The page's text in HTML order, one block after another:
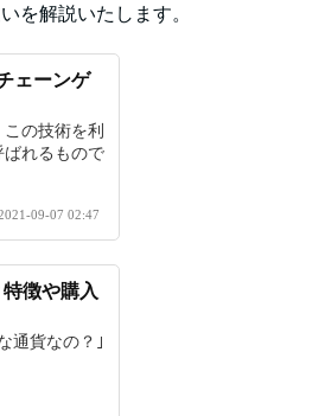
を解説いたします。
ェーンゲ
の技術を利
ばれるもので
09-07 02:47
徴や購入
通貨なの？｣